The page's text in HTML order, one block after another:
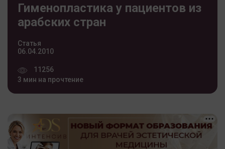
Гименопластика у пациентов из
арабских стран
Статья
06.04.2010
11256
3 мин на прочтение